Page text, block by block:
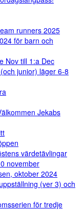
runners 2025
för barn och
Nov till 1:a Dec
junior) läger 6-8
Jekabs
värdetävlingar
november
oktober 2024
(ver 3) och
för tredje